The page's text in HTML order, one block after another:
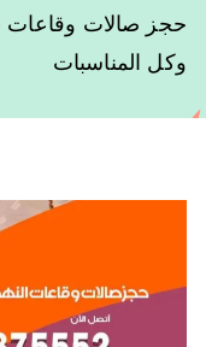
وكل المناسبات